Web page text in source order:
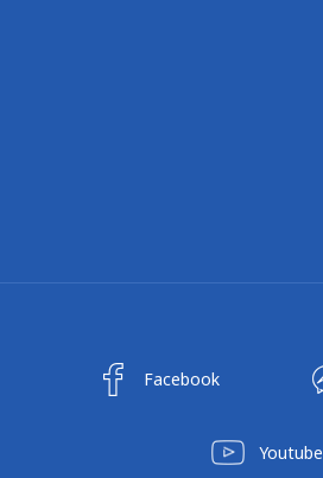
Facebook
Youtube